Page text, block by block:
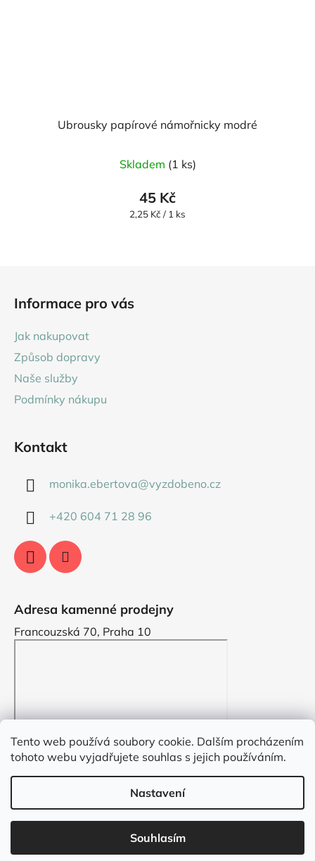
Tento web používá soubory cookie. Dalším procházením
tohoto webu vyjadřujete souhlas s jejich používáním.
Nastavení
Souhlasím
Ubrousky papírové námořnicky modré
Skladem (1 ks)
45 Kč
Měrná
2,25 Kč / 1 ks
Informace pro vás
Jak nakupovat
Způsob dopravy
Naše služby
Podmínky nákupu
Kontakt
monika.ebertova@vyzdobeno.cz
+420 604 71 28 96
Adresa kamenné prodejny
Francouzská 70, Praha 10
Vytvořil Shoptet
VYZDOBENO.CZ
vyhrazena.